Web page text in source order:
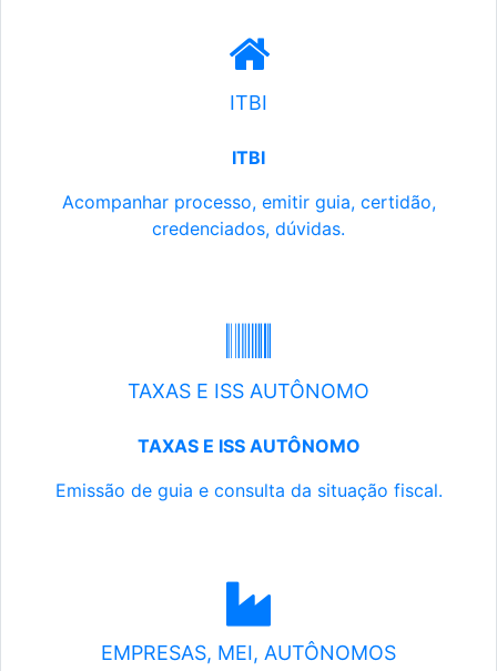
ITBI
ITBI
Acompanhar processo, emitir guia, certidão,
credenciados, dúvidas.
TAXAS E ISS AUTÔNOMO
TAXAS E ISS AUTÔNOMO
Emissão de guia e consulta da situação fiscal.
EMPRESAS, MEI, AUTÔNOMOS